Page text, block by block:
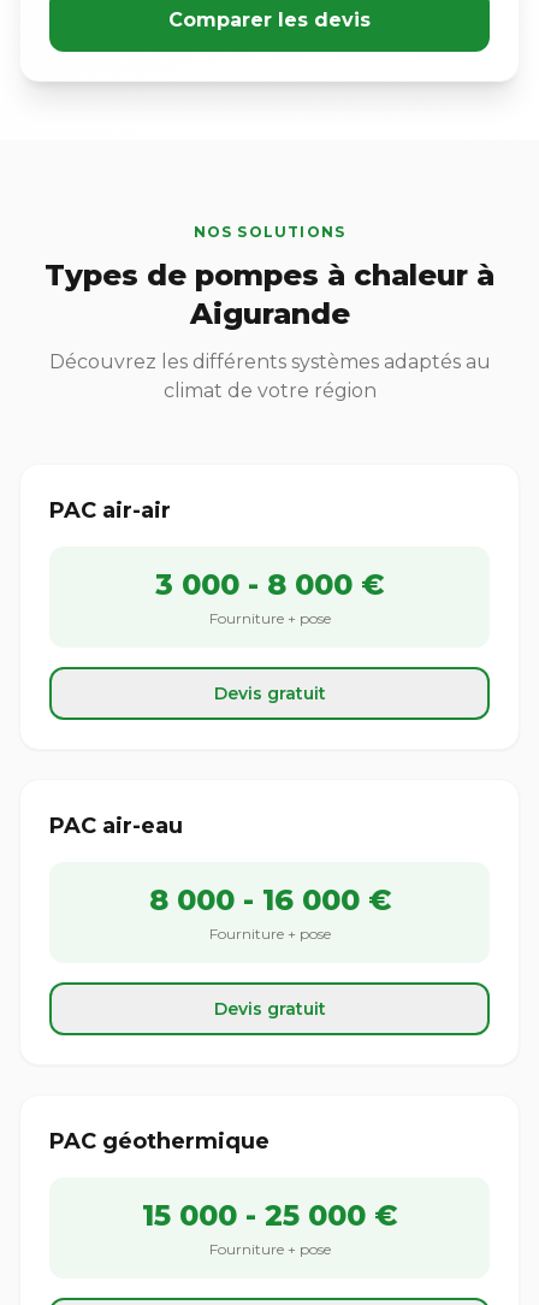
Comparer les devis
NOS SOLUTIONS
Types de pompes à chaleur à
Aigurande
Découvrez les différents systèmes adaptés au
climat de votre région
PAC air-air
3 000 - 8 000 €
Fourniture + pose
Devis gratuit
PAC air-eau
8 000 - 16 000 €
Fourniture + pose
Devis gratuit
PAC géothermique
15 000 - 25 000 €
Fourniture + pose